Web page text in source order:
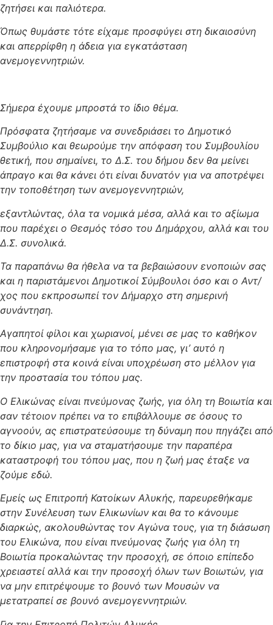
ζητήσει και παλιότερα.
Όπως θυμάστε τότε είχαμε προσφύγει στη δικαιοσύνη
και απερρίφθη η άδεια για εγκατάσταση
ανεμογεννητριών.
Σήμερα έχουμε μπροστά το ίδιο θέμα.
Πρόσφατα ζητήσαμε να συνεδριάσει το Δημοτικό
Συμβούλιο και θεωρούμε την απόφαση του Συμβουλίου
θετική, που σημαίνει, το Δ.Σ. του δήμου δεν θα μείνει
άπραγο και θα κάνει ότι είναι δυνατόν για να αποτρέψει
την τοποθέτηση των ανεμογεννητριών,
εξαντλώντας, όλα τα νομικά μέσα, αλλά και το αξίωμα
που παρέχει ο Θεσμός τόσο του Δημάρχου, αλλά και του
Δ.Σ. συνολικά.
Τα παραπάνω θα ήθελα να τα βεβαιώσουν ενοποιών σας
και η παριστάμενοι Δημοτικοί Σύμβουλοι όσο και ο Αντ/
χος που εκπροσωπεί τον Δήμαρχο στη σημερινή
συνάντηση.
Αγαπητοί φίλοι και χωριανοί, μένει σε μας το καθήκον
που κληρονομήσαμε για το τόπο μας, γι’ αυτό η
επιστροφή στα κοινά είναι υποχρέωση στο μέλλον για
την προστασία του τόπου μας.
Ο Ελικώνας είναι πνεύμονας ζωής, για όλη τη Βοιωτία και
σαν τέτοιον πρέπει να το επιβάλλουμε σε όσους το
αγνοούν, ας επιστρατεύσουμε τη δύναμη που πηγάζει από
το δίκιο μας, για να σταματήσουμε την παραπέρα
καταστροφή του τόπου μας, που η ζωή μας έταξε να
ζούμε εδώ.
Εμείς ως Επιτροπή Κατοίκων Αλυκής, παρευρεθήκαμε
στην Συνέλευση των Ελικωνίων και θα το κάνουμε
διαρκώς, ακολουθώντας τον Αγώνα τους, για τη διάσωση
του Ελικώνα, που είναι πνεύμονας ζωής για όλη τη
Βοιωτία προκαλώντας την προσοχή, σε όποιο επίπεδο
χρειαστεί αλλά και την προσοχή όλων των Βοιωτών, για
να μην επιτρέψουμε το βουνό των Μουσών να
μετατραπεί σε βουνό ανεμογεννητριών.